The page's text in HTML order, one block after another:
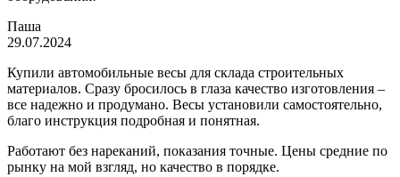
Паша
29.07.2024
Купили автомобильные весы для склада строительных
материалов. Сразу бросилось в глаза качество изготовления –
все надежно и продумано. Весы установили самостоятельно,
благо инструкция подробная и понятная.
Работают без нареканий, показания точные. Цены средние по
рынку на мой взгляд, но качество в порядке.